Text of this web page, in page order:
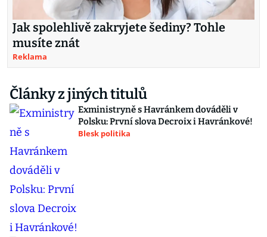
Jak spolehlivě zakryjete šediny? Tohle
musíte znát
Reklama
Články z jiných titulů
Exministryně s Havránkem dováděli v
Polsku: První slova Decroix i Havránkové!
Blesk politika